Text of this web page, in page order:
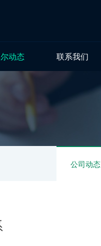
动态 联系我们
公司动态